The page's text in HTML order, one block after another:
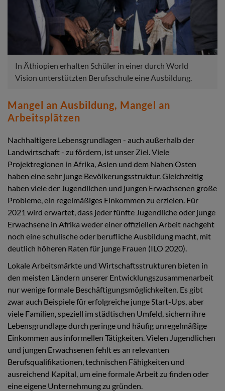
In Äthiopien erhalten Schüler in einer durch World
Vision unterstützten Berufsschule eine Ausbildung.
Mangel an Ausbildung, Mangel an
Arbeitsplätzen
Nachhaltigere Lebensgrundlagen - auch außerhalb der
Landwirtschaft - zu fördern, ist unser Ziel. Viele
Projektregionen in Afrika, Asien und dem Nahen Osten
haben eine sehr junge Bevölkerungsstruktur. Gleichzeitig
haben viele der Jugendlichen und jungen Erwachsenen große
Probleme, ein regelmäßiges Einkommen zu erzielen. Für
2021 wird erwartet, dass jeder fünfte Jugendliche oder junge
Erwachsene in Afrika weder einer offiziellen Arbeit nachgeht
noch eine schulische oder berufliche Ausbildung macht, mit
deutlich höheren Raten für junge Frauen (ILO 2020).
Lokale Arbeitsmärkte und Wirtschaftsstrukturen bieten in
den meisten Ländern unserer Entwicklungszusammenarbeit
nur wenige formale Beschäftigungsmöglichkeiten. Es gibt
zwar auch Beispiele für erfolgreiche junge Start-Ups, aber
viele Familien, speziell im städtischen Umfeld, sichern ihre
Lebensgrundlage durch geringe und häufig unregelmäßige
Einkommen aus informellen Tätigkeiten. Vielen Jugendlichen
und jungen Erwachsenen fehlt es an relevanten
Berufsqualifikationen, technischen Fähigkeiten und
ausreichend Kapital, um eine formale Arbeit zu finden oder
eine eigene Unternehmung zu gründen.